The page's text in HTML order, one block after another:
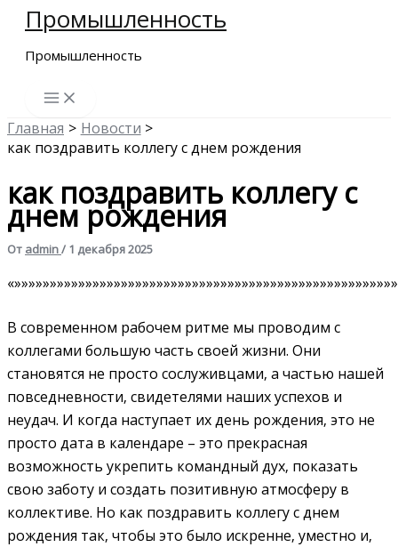
Перейти
содержимому
Промышленность
Промышленность
Главная
Новости
как поздравить коллегу с днем рождения
как поздравить коллегу с
днем рождения
От admin/ 1 декабря 2025
В современном рабочем ритме мы проводим с
коллегами большую часть своей жизни. Они
становятся не просто сослуживцами‚ а частью нашей
повседневности‚ свидетелями наших успехов и
неудач. И когда наступает их день рождения‚ это не
просто дата в календаре – это прекрасная
возможность укрепить командный дух‚ показать
свою заботу и создать позитивную атмосферу в
коллективе. Но как поздравить коллегу с днем
рождения так‚ чтобы это было искренне‚ уместно и‚